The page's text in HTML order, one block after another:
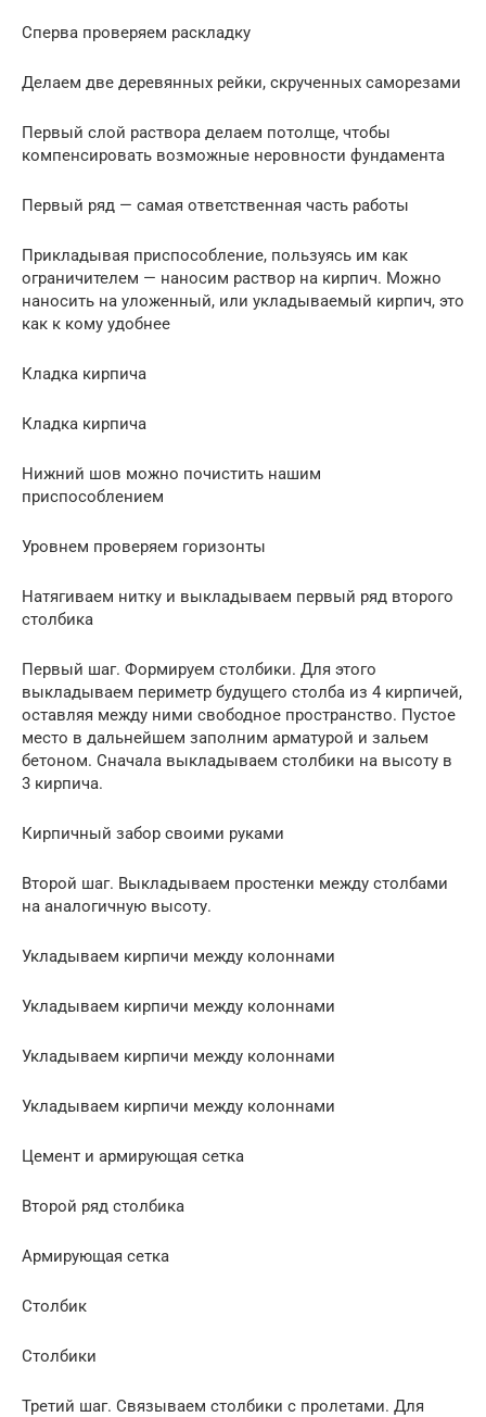
Сперва проверяем раскладку
Делаем две деревянных рейки, скрученных саморезами
Первый слой раствора делаем потолще, чтобы
компенсировать возможные неровности фундамента
Первый ряд — самая ответственная часть работы
Прикладывая приспособление, пользуясь им как
ограничителем — наносим раствор на кирпич. Можно
наносить на уложенный, или укладываемый кирпич, это
как к кому удобнее
Кладка кирпича
Кладка кирпича
Нижний шов можно почистить нашим
приспособлением
Уровнем проверяем горизонты
Натягиваем нитку и выкладываем первый ряд второго
столбика
Первый шаг. Формируем столбики. Для этого
выкладываем периметр будущего столба из 4 кирпичей,
оставляя между ними свободное пространство. Пустое
место в дальнейшем заполним арматурой и зальем
бетоном. Сначала выкладываем столбики на высоту в
3 кирпича.
Кирпичный забор своими руками
Второй шаг. Выкладываем простенки между столбами
на аналогичную высоту.
Укладываем кирпичи между колоннами
Укладываем кирпичи между колоннами
Укладываем кирпичи между колоннами
Укладываем кирпичи между колоннами
Цемент и армирующая сетка
Второй ряд столбика
Армирующая сетка
Столбик
Столбики
Третий шаг. Связываем столбики с пролетами. Для